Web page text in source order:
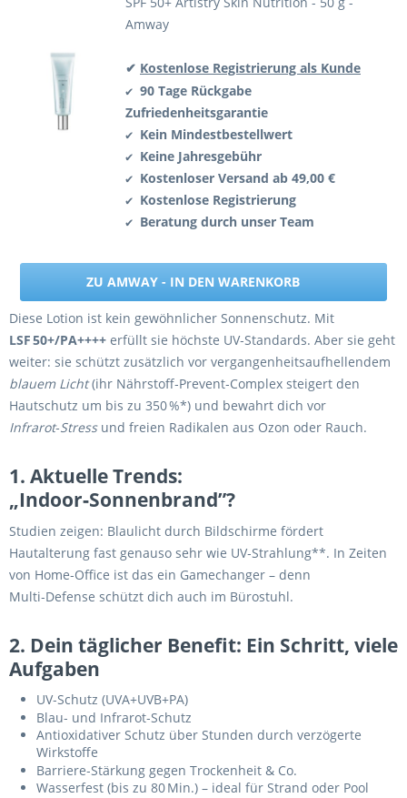
Amway
✔ Kostenlose Registrierung als Kunde
✔ 90 Tage Rückgabe
Zufriedenheitsgarantie
✔ Kein Mindestbestellwert
✔ Keine Jahresgebühr
✔ Kostenloser Versand ab 49,00 €
✔ Kostenlose Registrierung
✔ Beratung durch unser Team
ZU AMWAY - IN DEN WARENKORB
Diese Lotion ist kein gewöhnlicher Sonnenschutz. Mit
LSF 50+/PA++++ erfüllt sie höchste UV‑Standards. Aber sie geht
weiter: sie schützt zusätzlich vor vergangenheitsaufhellendem
blauem Licht(ihr Nährstoff‑Prevent‑Complex steigert den
Hautschutz um bis zu 350 %*) und bewahrt dich vor
Infrarot‑Stressund freien Radikalen aus Ozon oder Rauch.
1. Aktuelle Trends:
„Indoor‑Sonnenbrand”?
Studien zeigen: Blaulicht durch Bildschirme fördert
Hautalterung fast genauso sehr wie UV‑Strahlung**. In Zeiten
von Home‑Office ist das ein Gamechanger – denn
Multi‑Defense schützt dich auch im Bürostuhl.
2. Dein täglicher Benefit: Ein Schritt, viele
Aufgaben
UV‑Schutz (UVA+UVB+PA)
Blau‑ und Infrarot‑Schutz
Antioxidativer Schutz über Stunden durch verzögerte
Wirkstoffe
Barriere‑Stärkung gegen Trockenheit & Co.
Wasserfest (bis zu 80 Min.) – ideal für Strand oder Pool